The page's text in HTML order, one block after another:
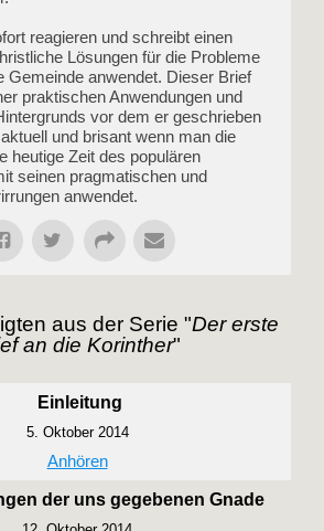
reagieren und schreibt einen
Lösungen für die Probleme
Gemeinde anwendet. Dieser Brief
praktischen Anwendungen und
vor dem er geschrieben
und brisant wenn man die
heutige Zeit des populären
seinen pragmatischen und
anwendet.
aus der Serie "Der erste
an die Korinther"
Einleitung
5. Oktober 2014
Anhören
der uns gegebenen Gnade